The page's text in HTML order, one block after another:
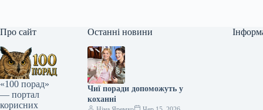
Про сайт
«100 порад»
— портал
корисних
Останні новини
Чиї поради допоможуть у
коханні